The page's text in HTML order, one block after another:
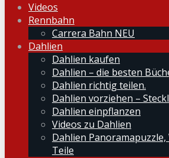
Videos
Rennbahn
Carrera Bahn NEU
Dahlien
Dahlien kaufen
Dahlien – die besten
Dahlien richtig teilen.
Dahlien vorziehen –
Dahlien einpflanzen
Videos zu Dahlien
Dahlien Panoramapuzzle,
Teile